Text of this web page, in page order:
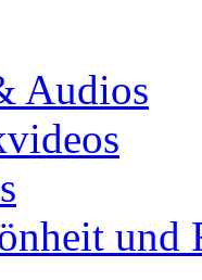
Audios
und